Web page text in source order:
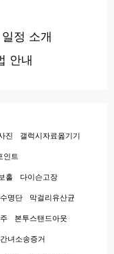
정 소개
안내
진 갤럭시자료옮기기
인트
홀 다이슨고장
명단 막걸리유산균
본투스탠드아웃
녀소송증거